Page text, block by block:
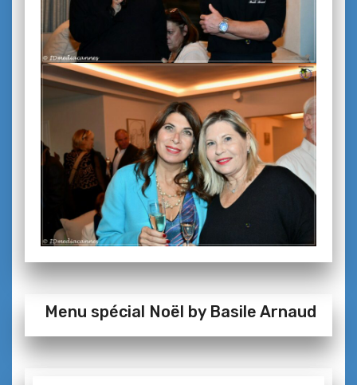
Menu spécial Noël by Basile Arnaud